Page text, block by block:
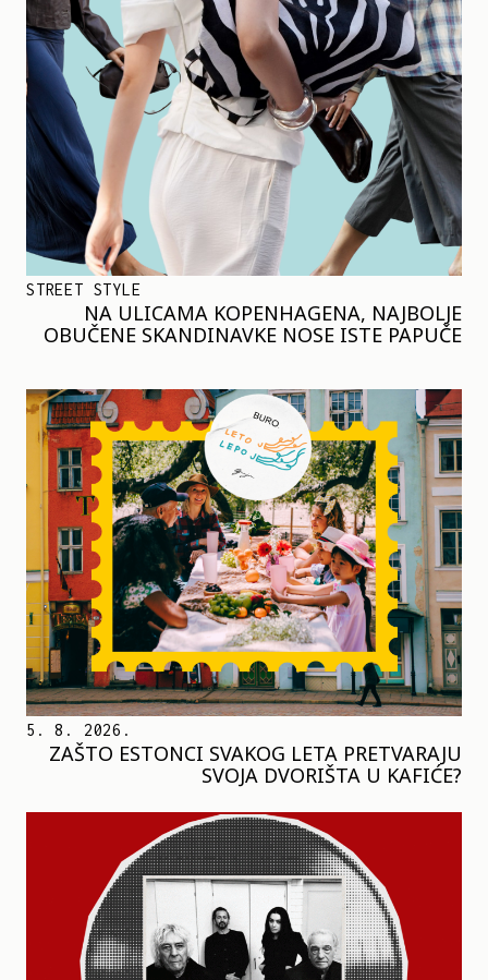
STREET STYLE
NA ULICAMA KOPENHAGENA, NAJBOLJE
OBUČENE SKANDINAVKE NOSE ISTE PAPUČE
5. 8. 2026.
ZAŠTO ESTONCI SVAKOG LETA PRETVARAJU
SVOJA DVORIŠTA U KAFIĆE?